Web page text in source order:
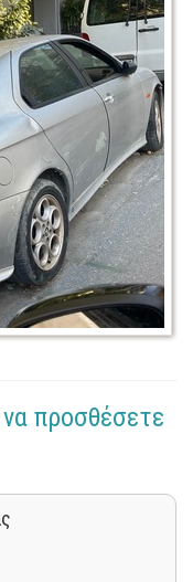
προσθέσετε